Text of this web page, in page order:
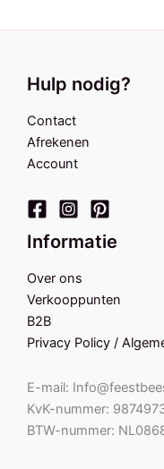
Hulp nodig?
Contact
Afrekenen
Account
Informatie
Over ons
Verkooppunten
B2B
Privacy Policy /
E-mail:
KvK-nummer:
BTW-nummer: